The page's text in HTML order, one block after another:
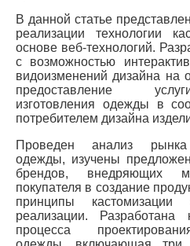
В данной статье
реализации технологии
основе веб-технологий.
с возможностью
видоизменений дизайна на
предоставление
изготовления одежды в
потребителем дизайна
Проведен анализ рынка
одежды, изучены
брендов, внедряющих
покупателя в создание
принципы
реализации. Разработана
процесса